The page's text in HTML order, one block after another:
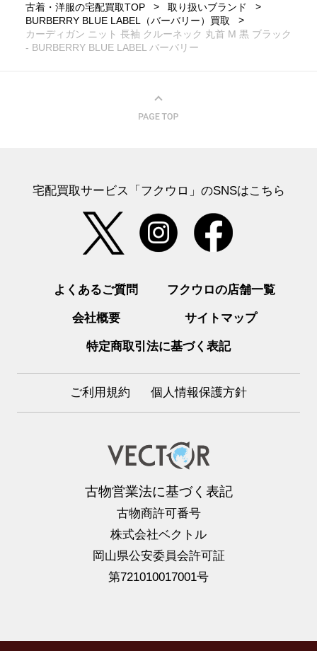
古着・洋服の宅配買取TOP
取り扱いブランド
BURBERRY BLUE LABEL（バーバリー）買取
カーディガン ニット 長袖 クルーネック 丸首 M 黒 ブラック
- BURBERRY BLUE LABEL バーバリー
宅配買取サービス「フクウロ」のSNSはこちら
よくあるご質問 フクウロの店舗一覧
会社概要 サイトマップ
特定商取引法に基づく表記
ご利用規約 個人情報保護方針
古物営業法に基づく表記
古物商許可番号
株式会社ベクトル
岡山県公安委員会許可証
第721010017001号